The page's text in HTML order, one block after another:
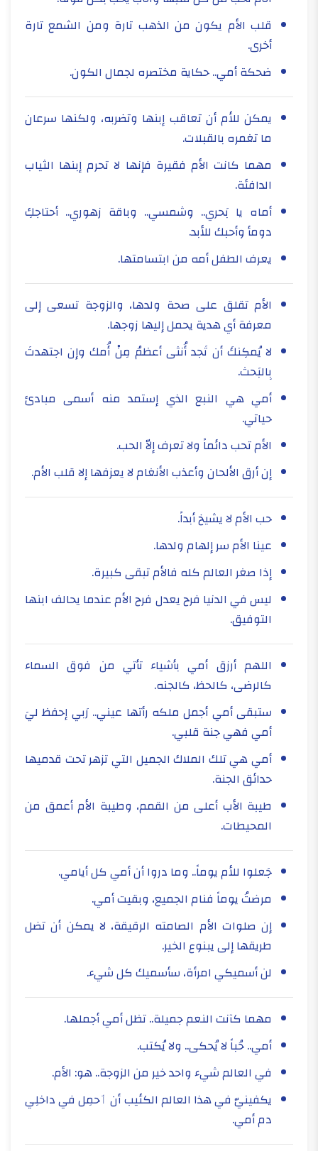
قلب الأم يكون من الذهب تارة ومن الشمع تارة
أخرى.
ضحكة أمي.. حكاية مختصره لجمال الكون.
يمكن للأم أن تعاقب إبنها وتضربه، ولكنها سرعان
ما تغمره بالقبلات.
مهما كانت الأم فقيرة فإنها لا تحرم إبنها الثياب
الدافئة.
أماه يا بَحري.. وشمسي.. وباقة زهوري.. أحتاجكِ
دومأ وأحبك للأبد.
يعرف الطفل أمه من ابتسامتها.
الأم تقلق على صحة ولدها، والزوجة تسعى إلى
معرفة أي هدية يحمل إليها زوجها.
لا يُمكِنكَ أن تَجد أُنثى أعظمُ مِنْ أُمك وإن اجتهدتَ
بِالبَحث.
أمي هي النبع الذي إستمد منه أسمى مبادئ
حياتي.
الأم تحب دائماً ولا تعرف إلاّ الحب.
إن أرق الألحان وأعذب الأنغام لا يعزفها إلا قلب الأم.
حب الأم لا يشيخ أبداً.
عينا الأم سر إلهام ولدها.
إذا صغر العالم كله فالأم تبقى كبيرة.
ليس في الدنيا فرح يعدل فرح الأم عندما يحالف ابنها
التوفيق.
اللهم أرزق أمي بأشياء تأتي من فوق السماء
كالرضى، كالحظ، كالجنه.
ستبقى أمي أجمل ملكه رأتها عيني.. رَبي إحفظ ليَ
أمي فهي جنة قلبي.
أمي هي تلك الملاك الجميل التي تزهر تحت قدميها
حدائق الجنة.
طيبة الأب أعلى من القمم، وطيبة الأم أعمق من
المحيطات.
جَعلوا للأم يوماً.. وما دروا أن أمي كل أيامي.
مرضتُ يوماً فنام الجميع، وبقيت أمي.
إن صلوات الأم الصامته الرقيقة، لا يمكن أن تضل
طريقها إلى يبنوع الخير.
لن أسميكي امرأة، سأسميك كل شيء.
مهما كآنت النعم جميلة.. تظل أمي أجملها.
أمي.. حُباً لا يُحكى.. ولا يُكتب.
في العالم شيء واحد خير من الزوجة.. هو: الأم.
يكفينيّ في هذا العالم الكئيب أن ٲحمِل في داخلِي
دم أمي.